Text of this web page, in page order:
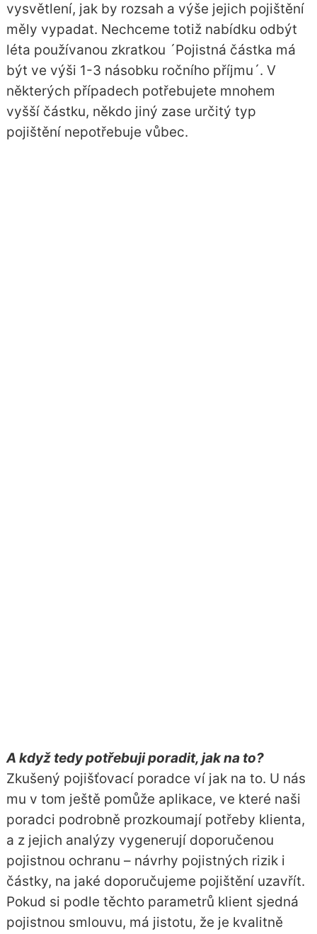
vysvětlení, jak by rozsah a výše jejich pojištění
měly vypadat. Nechceme totiž nabídku odbýt
léta používanou zkratkou ´Pojistná částka má
být ve výši 1-3 násobku ročního příjmu´. V
některých případech potřebujete mnohem
vyšší částku, někdo jiný zase určitý typ
pojištění nepotřebuje vůbec.
A když tedy potřebuji poradit, jak na to?
Zkušený pojišťovací poradce ví jak na to. U nás
mu v tom ještě pomůže aplikace, ve které naši
poradci podrobně prozkoumají potřeby klienta,
a z jejich analýzy vygenerují doporučenou
pojistnou ochranu – návrhy pojistných rizik i
částky, na jaké doporučujeme pojištění uzavřít.
Pokud si podle těchto parametrů klient sjedná
pojistnou smlouvu, má jistotu, že je kvalitně